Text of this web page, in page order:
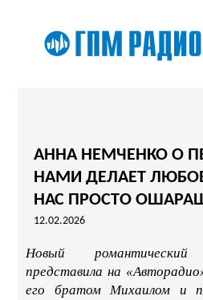
АННА НЕМЧЕНКО О
НАМИ ДЕЛАЕТ
НАС ПРОСТО
12.02.2026
Новый
представила на
его братом Михаилом и